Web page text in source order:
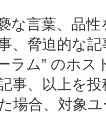
な言葉、品
、脅迫的な
ラム” のホ
事、以上を
場合、対象